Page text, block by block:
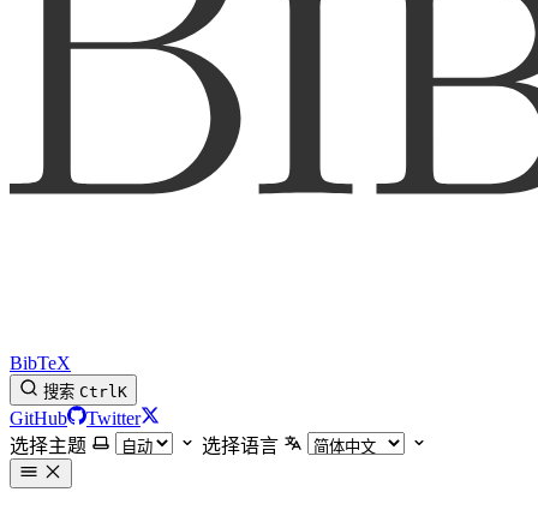
BibTeX
搜索 CtrlK
GitHub
Twitter
选择主题
选择语言